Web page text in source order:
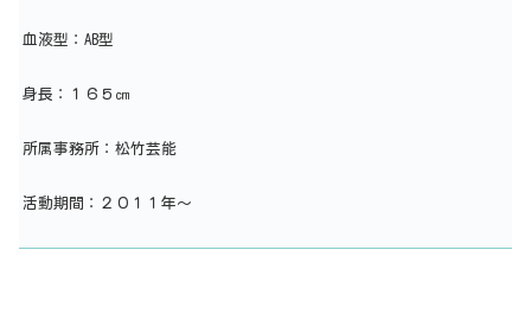
血液型：AB型
身長：１６５㎝
所属事務所：松竹芸能
活動期間：２０１１年～